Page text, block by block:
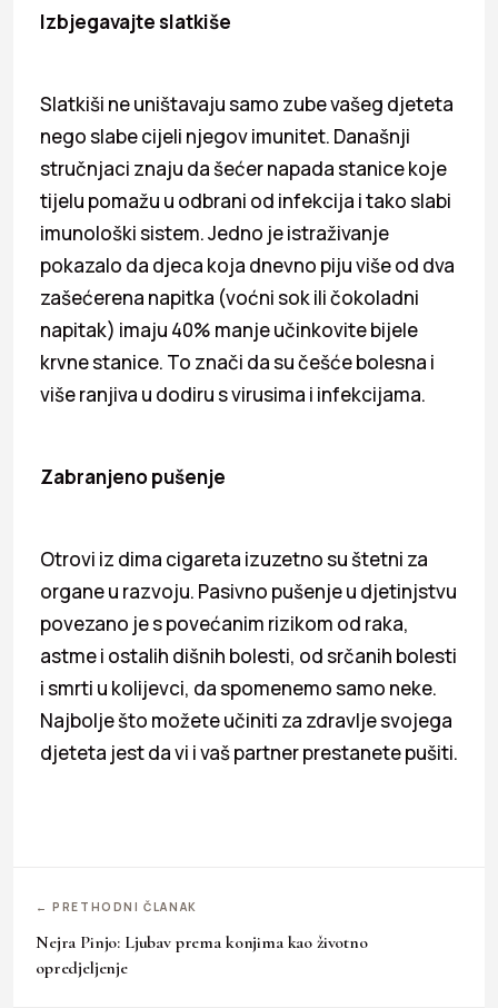
Izbjegavajte slatkiše
Slatkiši ne uništavaju samo zube vašeg djeteta
nego slabe cijeli njegov imunitet. Današnji
stručnjaci znaju da šećer napada stanice koje
tijelu pomažu u odbrani od infekcija i tako slabi
imunološki sistem. Jedno je istraživanje
pokazalo da djeca koja dnevno piju više od dva
zašećerena napitka (voćni sok ili čokoladni
napitak) imaju 40% manje učinkovite bijele
krvne stanice. To znači da su češće bolesna i
više ranjiva u dodiru s virusima i infekcijama.
Zabranjeno pušenje
Otrovi iz dima cigareta izuzetno su štetni za
organe u razvoju. Pasivno pušenje u djetinjstvu
povezano je s povećanim rizikom od raka,
astme i ostalih dišnih bolesti, od srčanih bolesti
i smrti u kolijevci, da spomenemo samo neke.
Najbolje što možete učiniti za zdravlje svojega
djeteta jest da vi i vaš partner prestanete pušiti.
← PRETHODNI ČLANAK
Nejra Pinjo: Ljubav prema konjima kao životno
opredjeljenje